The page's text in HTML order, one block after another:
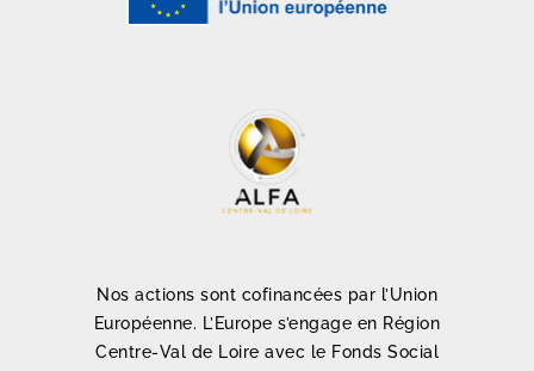
Nos actions sont cofinancées par l’Union
Européenne. L’Europe s’engage en Région
Centre-Val de Loire avec le Fonds Social